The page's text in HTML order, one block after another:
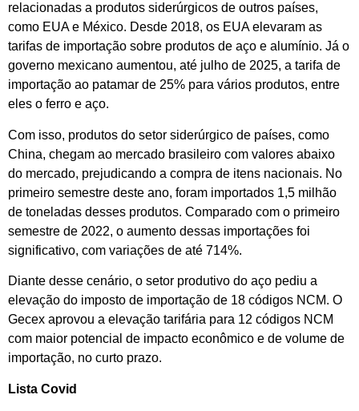
relacionadas a produtos siderúrgicos de outros países,
como EUA e México. Desde 2018, os EUA elevaram as
tarifas de importação sobre produtos de aço e alumínio. Já o
governo mexicano aumentou, até julho de 2025, a tarifa de
importação ao patamar de 25% para vários produtos, entre
eles o ferro e aço.
Com isso, produtos do setor siderúrgico de países, como
China, chegam ao mercado brasileiro com valores abaixo
do mercado, prejudicando a compra de itens nacionais. No
primeiro semestre deste ano, foram importados 1,5 milhão
de toneladas desses produtos. Comparado com o primeiro
semestre de 2022, o aumento dessas importações foi
significativo, com variações de até 714%.
Diante desse cenário, o setor produtivo do aço pediu a
elevação do imposto de importação de 18 códigos NCM. O
Gecex aprovou a elevação tarifária para 12 códigos NCM
com maior potencial de impacto econômico e de volume de
importação, no curto prazo.
Lista Covid